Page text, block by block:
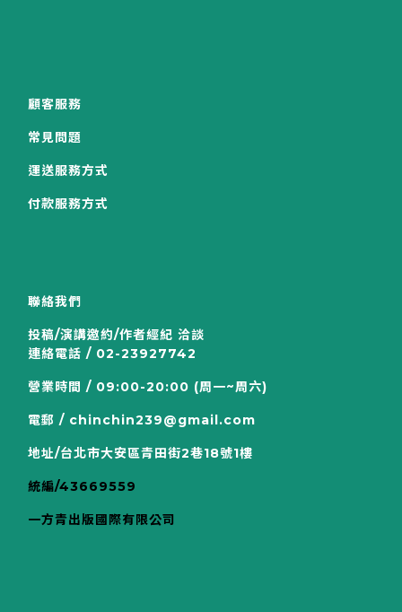
顧客服務
常見問題
運送服務方式
付款服務方式
聯絡我們
投稿/演講邀約/作者經紀 洽談
連絡電話 / 02-23927742
營業時間 / 09:00-20:00 (周一~周六)
電郵 / chinchin239@gmail.com
地址/台北市大安區青田街2巷18號1樓
統編/43669559
一方青出版國際有限公司